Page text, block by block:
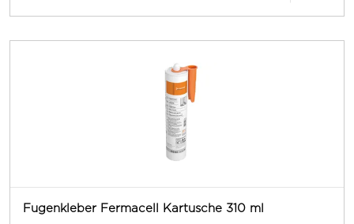
Fugenkleber Fermacell Kartusche 310 ml